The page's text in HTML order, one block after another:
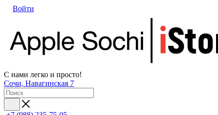
Войти
С нами легко и просто!
Сочи, Навагинская 7